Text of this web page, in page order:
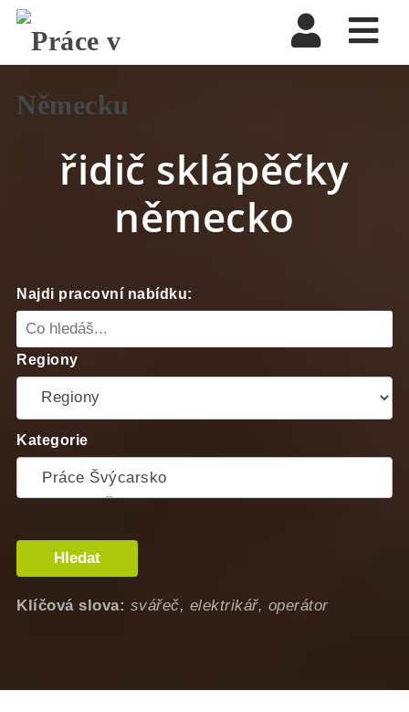
řidič sklápěčky
německo
Najdi pracovní nabídku:
Regiony
Kategorie
Hledat
Klíčová slova: svářeč, elektrikář, operátor